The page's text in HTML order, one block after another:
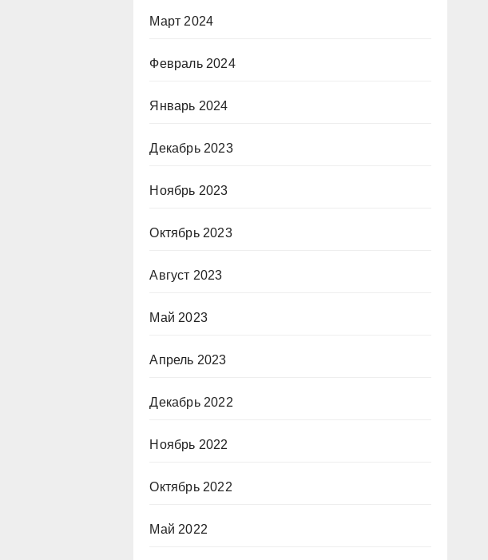
Март 2024
Февраль 2024
Январь 2024
Декабрь 2023
Ноябрь 2023
Октябрь 2023
Август 2023
Май 2023
Апрель 2023
Декабрь 2022
Ноябрь 2022
Октябрь 2022
Май 2022